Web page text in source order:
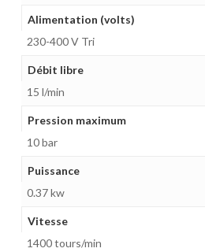
Alimentation (volts)
230-400 V Tri
Débit libre
15 l/min
Pression maximum
10 bar
Puissance
0.37 kw
Vitesse
1400 tours/min